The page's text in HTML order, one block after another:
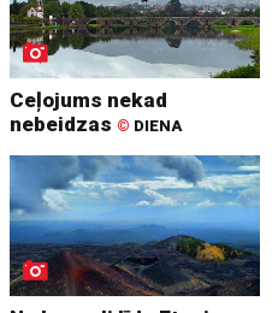
Ceļojums nekad
nebeidzas © DIENA